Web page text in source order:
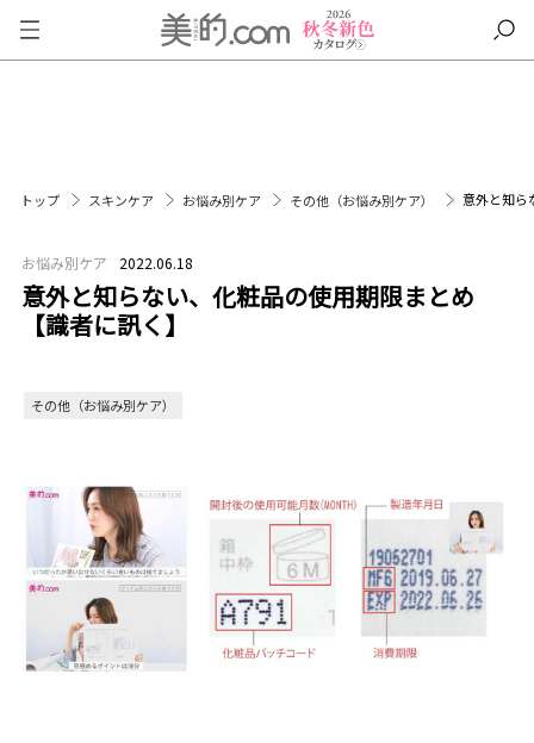
トップ スキンケア お悩み別ケア その他（お悩み別ケア） 意外と知ら
お悩み別ケア 2022.06.18
意外と知らない、化粧品の使用期限まとめ
【識者に訊く】
その他（お悩み別ケア）